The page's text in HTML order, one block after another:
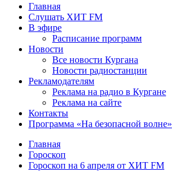
Главная
Слушать ХИТ FM
В эфире
Расписание программ
Новости
Все новости Кургана
Новости радиостанции
Рекламодателям
Реклама на радио в Кургане
Реклама на сайте
Контакты
Программа «На безопасной волне»
Главная
Гороскоп
Гороскоп на 6 апреля от ХИТ FM